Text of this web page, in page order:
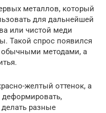
металлов, который
для дальнейшей
или чистой меди
Такой спрос появился
обычными методами, а
желтый оттенок, а
деформировать,
разные